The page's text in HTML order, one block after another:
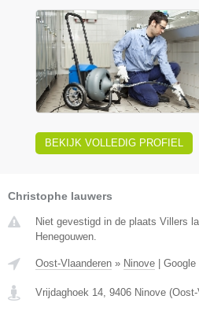
BEKIJK VOLLEDIG PROFIEL
Christophe lauwers
Niet gevestigd in de plaats Villers
Henegouwen.
Oost-Vlaanderen » Ninove | Google
Vrijdaghoek 14 9406 Ninove (